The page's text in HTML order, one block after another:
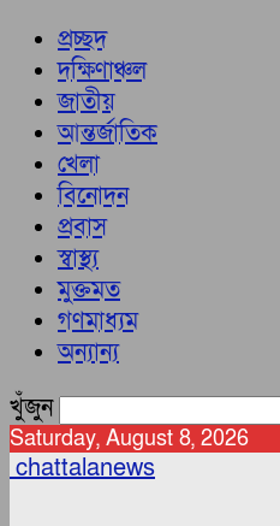
প্রচ্ছদ
দক্ষিণাঞ্চল
জাতীয়
আন্তর্জাতিক
খেলা
বিনোদন
প্রবাস
স্বাস্থ্য
মুক্তমত
গণমাধ্যম
অন্যান্য
খুঁজুন
Saturday, August 8, 2026
chattalanews